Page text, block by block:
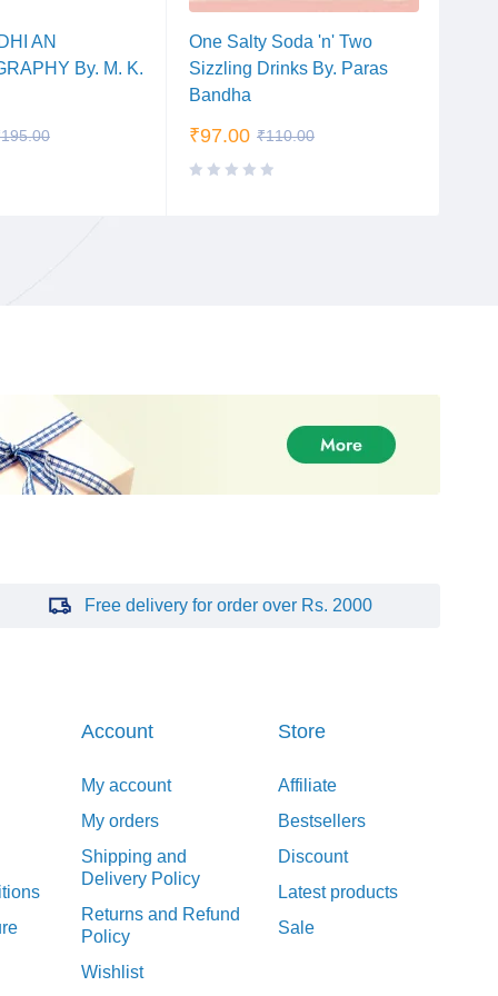
AN
By. M. K.
195.00
One Salty Soda 'n' Two
Sizzling Drinks By. Paras
Bandha
₹110.00
₹97.00
Free delivery for order over Rs. 2000
Account
My account
My orders
Shipping and
Delivery Policy
Returns and Refund
Policy
Wishlist
Store
Affiliate
Bestsellers
Discount
Latest products
Sale